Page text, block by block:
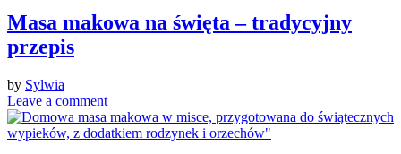
Masa makowa na święta – tradycyjny
przepis
by Sylwia
Leave a comment